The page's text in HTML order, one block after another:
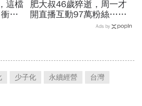
這檔
千
肥大叔46歲猝逝，周一才
開直播互動97萬粉絲…常
連續工作17小時，死因和
Ads by
少子化 永續經營 台灣